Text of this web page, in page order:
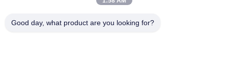
Good day, what product are you looking for?